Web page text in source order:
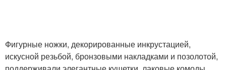
Фигурные ножки, декорированные инкрустацией,
искусной резьбой, бронзовыми накладками и позолотой,